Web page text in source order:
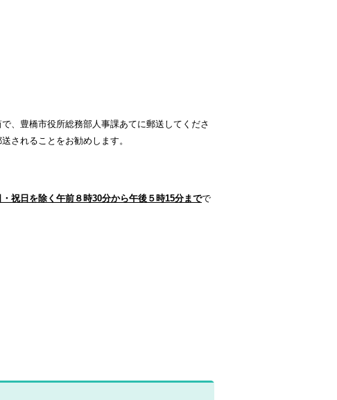
、豊橋市役所総務部人事課あてに郵送してくださ
されることをお勧めします。
・祝日を除く午前８時30分から午後５時15分までで